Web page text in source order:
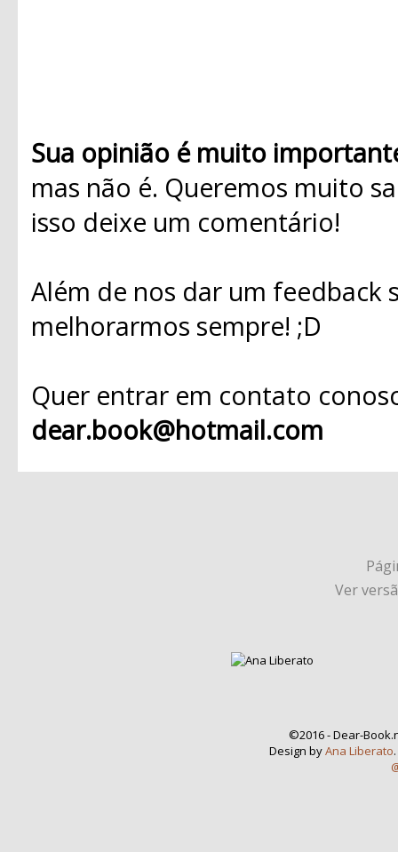
Sua opinião é muito
mas não é. Queremos muito
isso deixe um comentário!
Além de nos dar um
melhorarmos sempre! ;D
Quer entrar em contato
dear.book@hotmail.com
Ver
©2016 - Dear-
Design byAna Liberato